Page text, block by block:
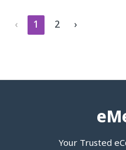
‹ 1 2 ›
Your Trusted